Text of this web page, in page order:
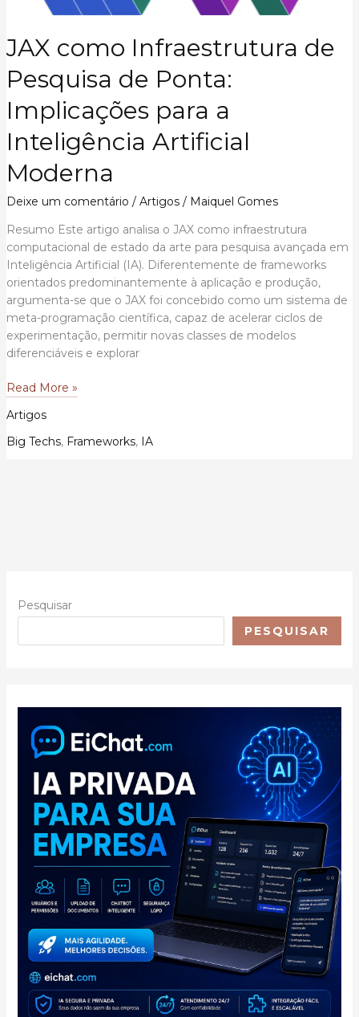
de
na
da
Inteligência
Artificial
JAX como Infraestrutura de
Pesquisa de Ponta:
Implicações para a
Inteligência Artificial
Moderna
Deixe um comentário / Artigos/ Maiquel Gomes
Resumo Este artigo analisa o JAX como infraestrutura
computacional de estado da arte para pesquisa avançada em
Inteligência Artificial (IA). Diferentemente de frameworks
orientados predominantemente à aplicação e produção,
argumenta-se que o JAX foi concebido como um sistema de
meta-programação científica, capaz de acelerar ciclos de
experimentação, permitir novas classes de modelos
diferenciáveis e explorar
JAX
Infraestrutura
de
Moderna
Read More »
Artigos
Big Techs, Frameworks, IA
Pesquisar
PESQUISAR